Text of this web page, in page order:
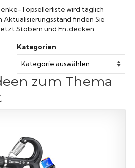
Topsellerliste wird täglich
finden Sie
Stöbern und Entdecken.
Kategorien
zum Thema